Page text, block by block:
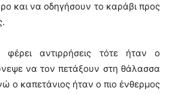
και να οδηγήσουν το καράβι προς
αντιρρήσεις τότε ήταν ο
να τον πετάξουν στη θάλασσα
ο καπετάνιος ήταν ο πιο ένθερμος